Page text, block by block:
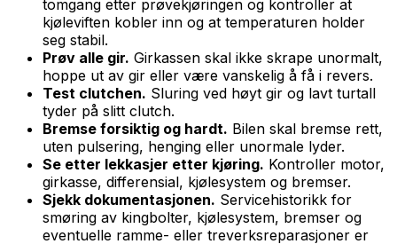
tomgang etter prøvekjøringen og kontroller at
kjøleviften kobler inn og at temperaturen holder
seg stabil.
Prøv alle gir. Girkassen skal ikke skrape unormalt,
hoppe ut av gir eller være vanskelig å få i revers.
Test clutchen. Sluring ved høyt gir og lavt turtall
tyder på slitt clutch.
Bremse forsiktig og hardt. Bilen skal bremse rett,
uten pulsering, henging eller unormale lyder.
Se etter lekkasjer etter kjøring. Kontroller motor,
girkasse, differensial, kjølesystem og bremser.
Sjekk dokumentasjonen. Servicehistorikk for
smøring av kingbolter, kjølesystem, bremser og
eventuelle ramme- eller treverksreparasjoner er